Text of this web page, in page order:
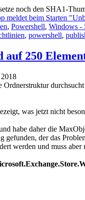
noch den SHA1-
meldet beim Starten
, Powershell, Windows -
, powershell,
250
durchsucht
was jetzt nicht
habe daher die
gefunden, der das
werden und muss aber